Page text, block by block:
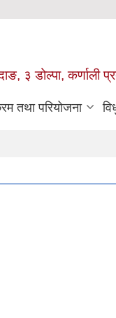
३ डोल्पा, कर्णाली
तथा परियोजना